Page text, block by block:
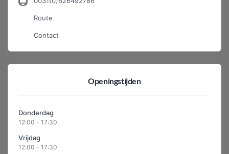
Route
Contact
Openingstijden
Donderdag
12:00 - 17:30
Vrijdag
12:00 - 17:30